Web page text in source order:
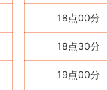
18点00分
18点30分
19点00分